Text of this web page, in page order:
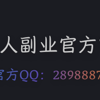
副业官方
方QQ：